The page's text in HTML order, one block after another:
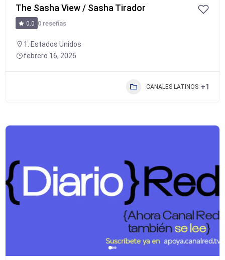
The Sasha View / Sasha Tirador
0.0 0 reseñas
1. Estados Unidos
febrero 16, 2026
CANALES LATINOS +1